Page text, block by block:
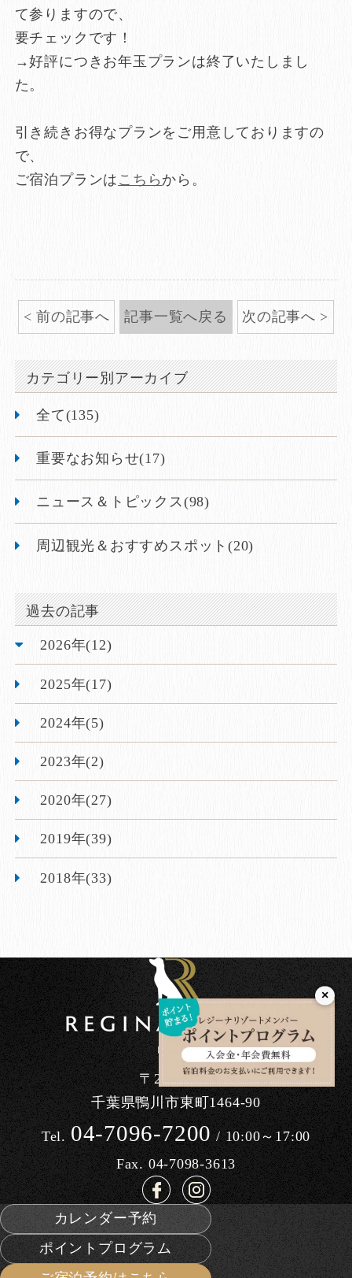
て参りますので、
要チェックです！
→好評につきお年玉プランは終了いたしまし
た。
引き続きお得なプランをご用意しておりますの
で、
ご宿泊プランは こちらから。
前の記事へ 記事一覧へ戻る 次の記事へ
カテゴリー別アーカイブ
全て(135)
重要なお知らせ(17)
ニュース＆トピックス(98)
周辺観光＆おすすめスポット(20)
過去の記事
2026年(12)
2025年(17)
2024年(5)
2023年(2)
2020年(27)
2019年(39)
2018年(33)
〒296-0041
千葉県鴨川市東町1464-90
Tel.04-7096-7200/ 10:00～17:00
Fax. 04-7098-3613
カレンダー予約
ポイントプログラム
×